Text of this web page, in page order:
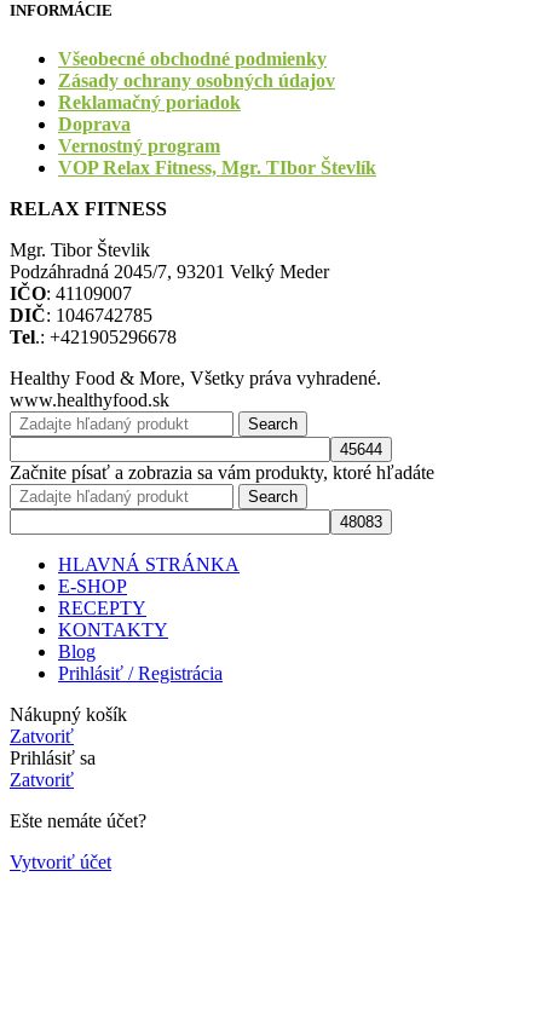
INFORMÁCIE
Všeobecné obchodné podmienky
Zásady ochrany osobných údajov
Reklamačný poriadok
Doprava
Vernostný program
VOP Relax Fitness, Mgr. TIbor Števlík
RELAX FITNESS
Mgr. Tibor Števlik
Podzáhradná 2045/7, 93201 Velký Meder
IČO: 41109007
DIČ: 1046742785
Tel.: +421905296678
Healthy Food & More, Všetky práva vyhradené.
www.healthyfood.sk
Search
Začnite písať a zobrazia sa vám produkty, ktoré hľadáte
Search
HLAVNÁ STRÁNKA
E-SHOP
RECEPTY
KONTAKTY
Blog
Prihlásiť / Registrácia
Nákupný košík
Zatvoriť
Prihlásiť sa
Zatvoriť
Ešte nemáte účet?
Vytvoriť účet